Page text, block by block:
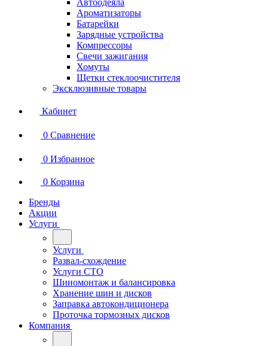
Автоодеяла
Ароматизаторы
Батарейки
Зарядные устройства
Компрессоры
Свечи зажигания
Хомуты
Щетки стеклоочистителя
Эксклюзивные товары
Кабинет
0 Сравнение
0 Избранное
0 Корзина
Бренды
Акции
Услуги
Услуги
Развал-схождение
Услуги СТО
Шиномонтаж и балансировка
Хранение шин и дисков
Заправка автокондиционера
Проточка тормозных дисков
Компания